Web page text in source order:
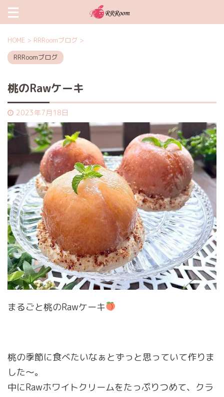
HOME > RRRoomブログ >
RRRoomブログ
桃のRawケーキ
2023年7月18日
まるごと桃のRawケーキ
桃の季節に食べたいなぁとずっと思っていて作りま
した〜。
中にRawホワイトクリームをたっぷりつめて、クラ